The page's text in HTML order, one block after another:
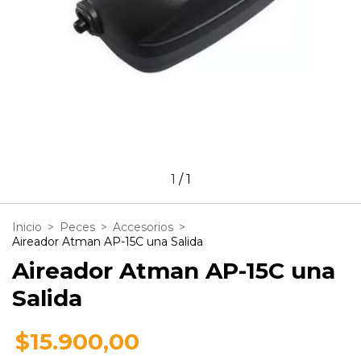
1 /1
Inicio > Peces > Accesorios >
Aireador Atman AP-15C una Salida
Aireador Atman AP-15C una
Salida
$15.900,00